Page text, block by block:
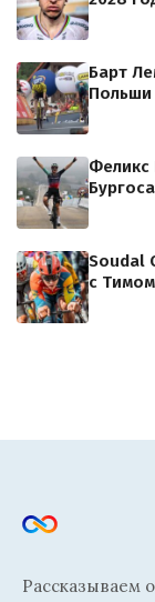
Барт
Польши
Феликс
Soudal
с
Рассказываем